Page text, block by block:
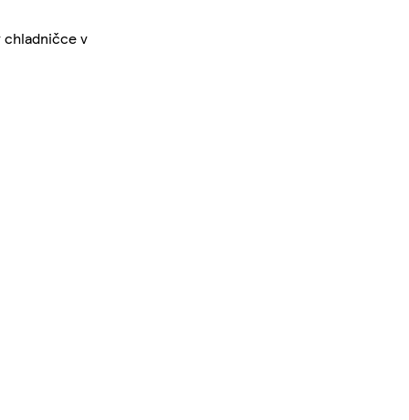
chladničce v